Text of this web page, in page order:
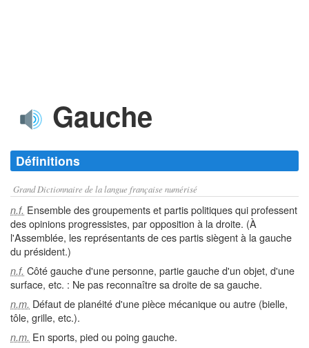
Gauche
Définitions
Grand Dictionnaire de la langue française numérisé
n.f. Ensemble des groupements et partis politiques qui professent
des opinions progressistes, par opposition à la droite. (À
l'Assemblée, les représentants de ces partis siègent à la gauche
du président.)
n.f. Côté gauche d'une personne, partie gauche d'un objet, d'une
surface, etc. : Ne pas reconnaître sa droite de sa gauche.
n.m. Défaut de planéité d'une pièce mécanique ou autre (bielle,
tôle, grille, etc.).
n.m. En sports, pied ou poing gauche.